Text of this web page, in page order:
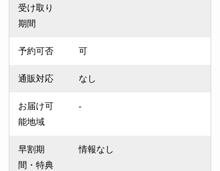
受け取り
期間
予約可否 可
通販対応 なし
お届け可
能地域
-
早割期
間・特典
情報なし